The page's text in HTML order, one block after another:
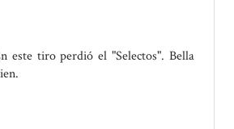
este tiro perdió el "Selectos". Bella